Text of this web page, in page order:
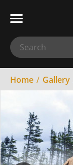
Home Gallery